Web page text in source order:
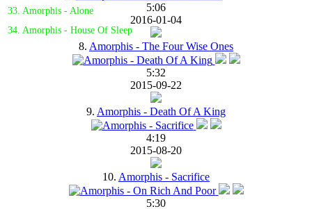
33. Amorphis - Alone
34. Amorphis - House Of Sleep
5:06
2016-01-04
8. Amorphis - The Four Wise Ones
5:32
2015-09-22
9. Amorphis - Death Of A King
4:19
2015-08-20
10. Amorphis - Sacrifice
5:30